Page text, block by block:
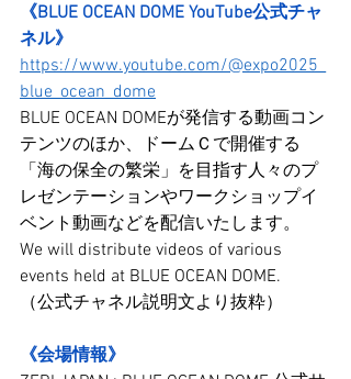
《BLUE OCEAN DOME YouTube公式チャ
ネル》
https://www.youtube.com/@expo2025_
blue_ocean_dome
BLUE OCEAN DOMEが発信する動画コン
テンツのほか、ドームＣで開催する
「海の保全の繁栄」を目指す人々のプ
レゼンテーションやワークショップイ
ベント動画などを配信いたします。
We will distribute videos of various
events held at BLUE OCEAN DOME.
（公式チャネル説明文より抜粋）
《会場情報》